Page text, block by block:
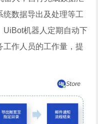
数据导出及处理等工
UiBot机器人定期自动下
工作人员的工作量，提